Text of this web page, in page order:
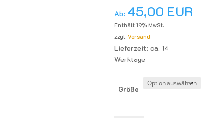
Ab: 45,00 EUR
Enthält 19% MwSt.
zzgl.Versand
Lieferzeit: ca. 14
Werktage
Größe